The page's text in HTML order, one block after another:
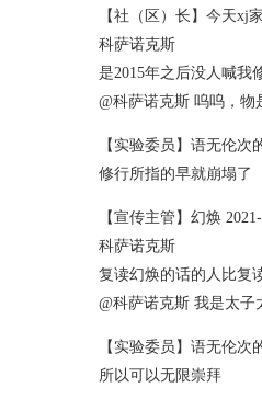
【社（区）长】今天xj
科萨诺克斯
是2015年之后没人喊我
@科萨诺克斯 呜呜，物
【实验委员】语无伦次
修行所指的早就崩塌了
【宣传主管】幻焕
科萨诺克斯
复读幻焕的话的人比复
@科萨诺克斯 我是太子
【实验委员】语无伦次
所以可以无限崇拜